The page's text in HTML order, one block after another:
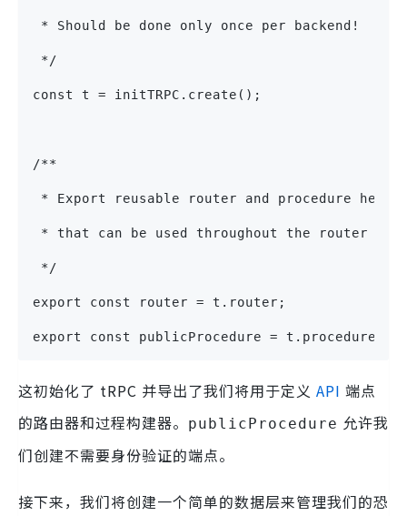
* Should be done only once per backend!
*/
const t = initTRPC.create();
/**
* Export reusable router and procedure
* that can be used throughout the router
*/
export const router = t.router;
export const publicProcedure = t.procedure;
这初始化了 tRPC 并导出了我们将用于定义 API 端点
的路由器和过程构建器。
publicProcedure 允许我
们创建不需要身份验证的端点。
接下来，我们将创建一个简单的数据层来管理我们的恐